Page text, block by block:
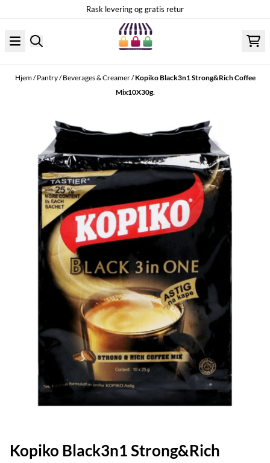
Rask levering og gratis retur
Hjem/Pantry/Beverages & Creamer/Kopiko Black3n1 Strong&Rich Coffee
Mix10X30g.
Kopiko Black3n1 Strong&Rich